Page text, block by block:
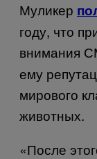
Муликер
году, что
внимания
ему
мирового
животных.
«После